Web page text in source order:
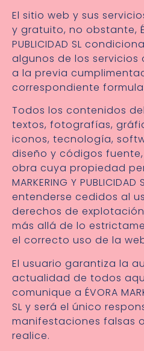
El sitio web y sus
y gratuito, no obstante,
PUBLICIDAD SL
algunos de los servicios
a la previa
correspondiente
Todos los contenidos
textos, fotografías,
iconos, tecnología,
diseño y códigos
obra cuya propiedad
MARKERING Y
entenderse cedidos al
derechos de
más allá de lo
el correcto uso de la
El usuario garantiza la
actualidad de todos
comunique a ÉVORA
SL y será el único
manifestaciones falsas
realice.